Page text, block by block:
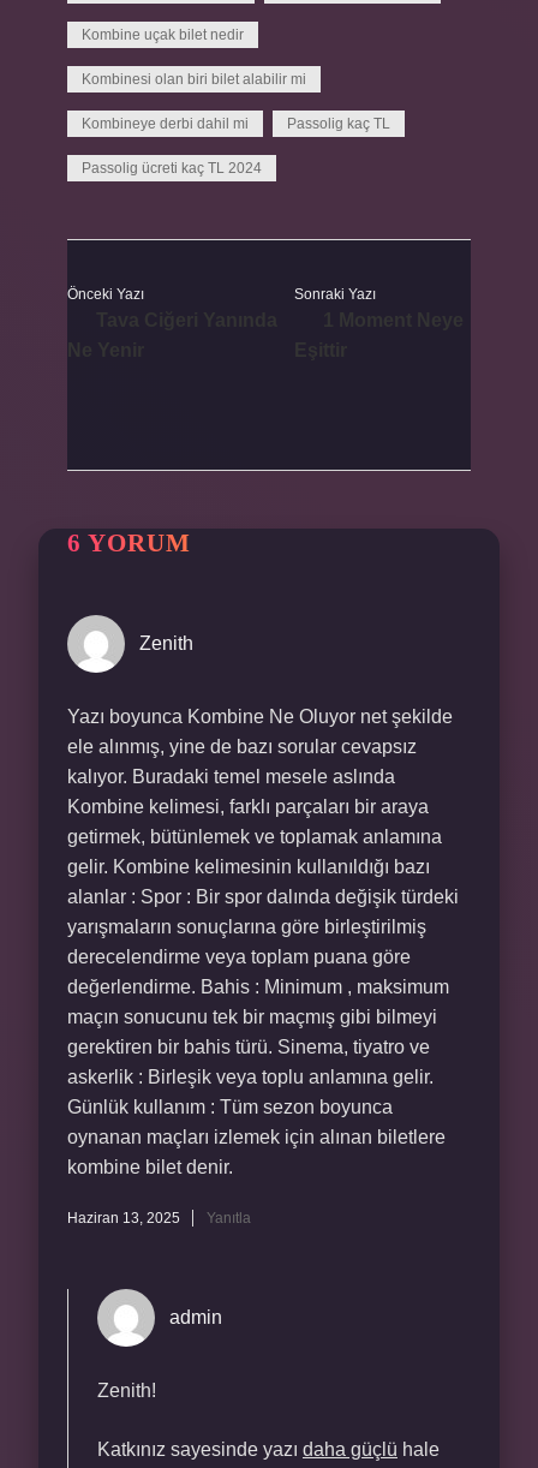
Kombine uçak bilet nedir
Kombinesi olan biri bilet alabilir mi
Kombineye derbi dahil mi Passolig kaç TL
Passolig ücreti kaç TL 2024
Önceki Yazı Sonraki Yazı
6 YORUM
Zenith
Yazı boyunca Kombine Ne Oluyor net şekilde
ele alınmış, yine de bazı sorular cevapsız
kalıyor. Buradaki temel mesele aslında
Kombine kelimesi, farklı parçaları bir araya
getirmek, bütünlemek ve toplamak anlamına
gelir. Kombine kelimesinin kullanıldığı bazı
alanlar : Spor : Bir spor dalında değişik türdeki
yarışmaların sonuçlarına göre birleştirilmiş
derecelendirme veya toplam puana göre
değerlendirme. Bahis : Minimum , maksimum
maçın sonucunu tek bir maçmış gibi bilmeyi
gerektiren bir bahis türü. Sinema, tiyatro ve
askerlik : Birleşik veya toplu anlamına gelir.
Günlük kullanım : Tüm sezon boyunca
oynanan maçları izlemek için alınan biletlere
kombine bilet denir.
Haziran 13, 2025 Yanıtla
admin
Zenith!
Katkınız sayesinde yazı daha güçlü hale